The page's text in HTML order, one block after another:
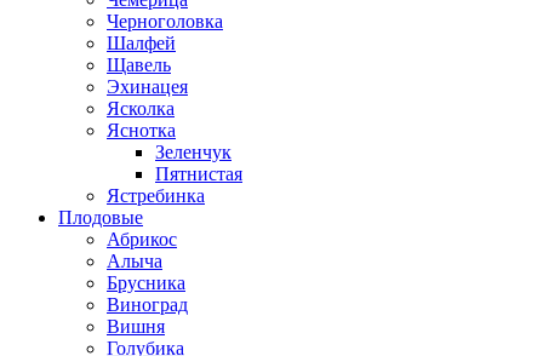
Черноголовка
Шалфей
Щавель
Эхинацея
Ясколка
Яснотка
Зеленчук
Пятнистая
Ястребинка
Плодовые
Абрикос
Алыча
Брусника
Виноград
Вишня
Голубика